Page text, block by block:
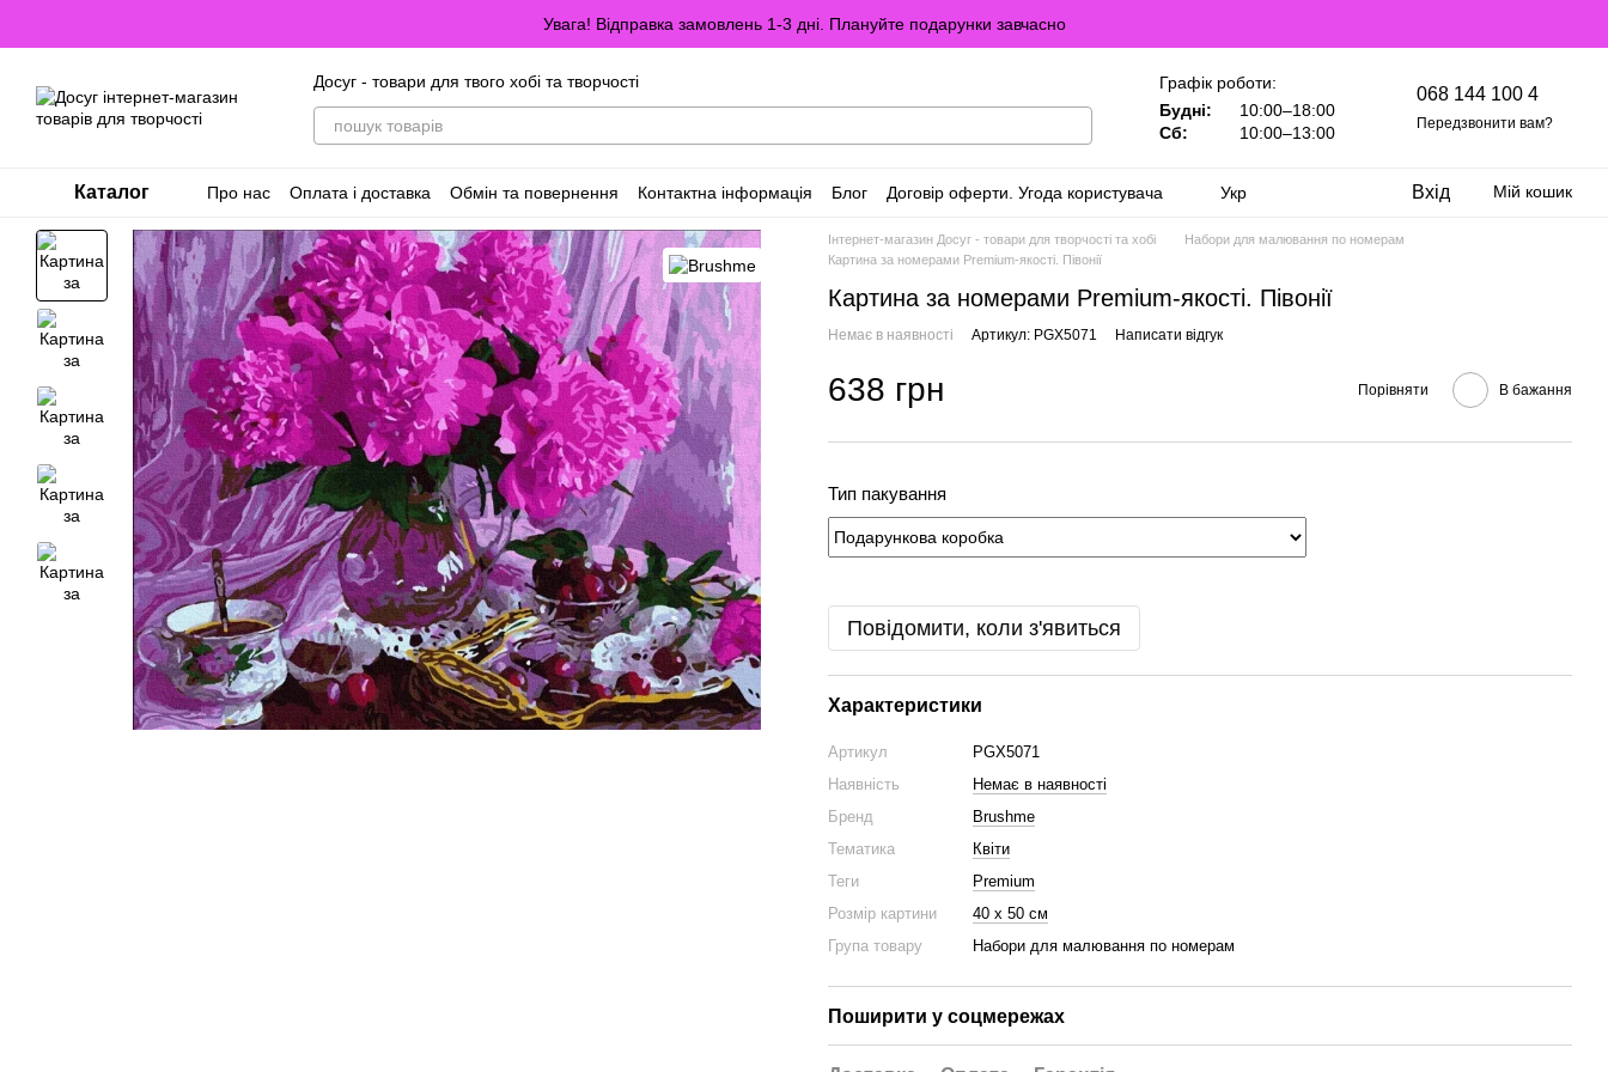
Увага! Відправка замовлень 1-3 дні. Плануйте подарунки завчасно
Досуг - товари для твого хобі та творчості
Графік роботи:
Будні:
10:00–18:00
Сб:
10:00–13:00
068 144 100 4
Передзвонити вам?
Каталог Про нас Оплата і доставка Обмін та повернення Контактна інформація Блог
Договір оферти. Угода користувача
Укр Вхід Мій кошик
Інтернет-магазин Досуг - товари для творчості та хобі
Набори для малювання по номерам
Картина за номерами Premium-якості. Півонії
Картина за номерами Premium-якості. Півонії
Немає в наявності Артикул: PGX5071 Написати відгук
638 грн Порівняти В бажання
Тип пакування
Повідомити, коли з'явиться
Характеристики
Артикул
PGX5071
Наявність
Немає в наявності
Бренд
Brushme
Тематика
Квіти
Теги
Premium
Розмір картини
40 х 50 см
Група товару
Набори для малювання по номерам
Поширити у соцмережах